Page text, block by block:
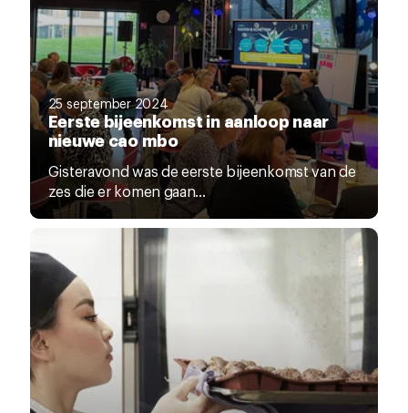
25 september 2024
Eerste bijeenkomst in aanloop naar
nieuwe cao mbo
Gisteravond was de eerste bijeenkomst van de
zes die er komen gaan...